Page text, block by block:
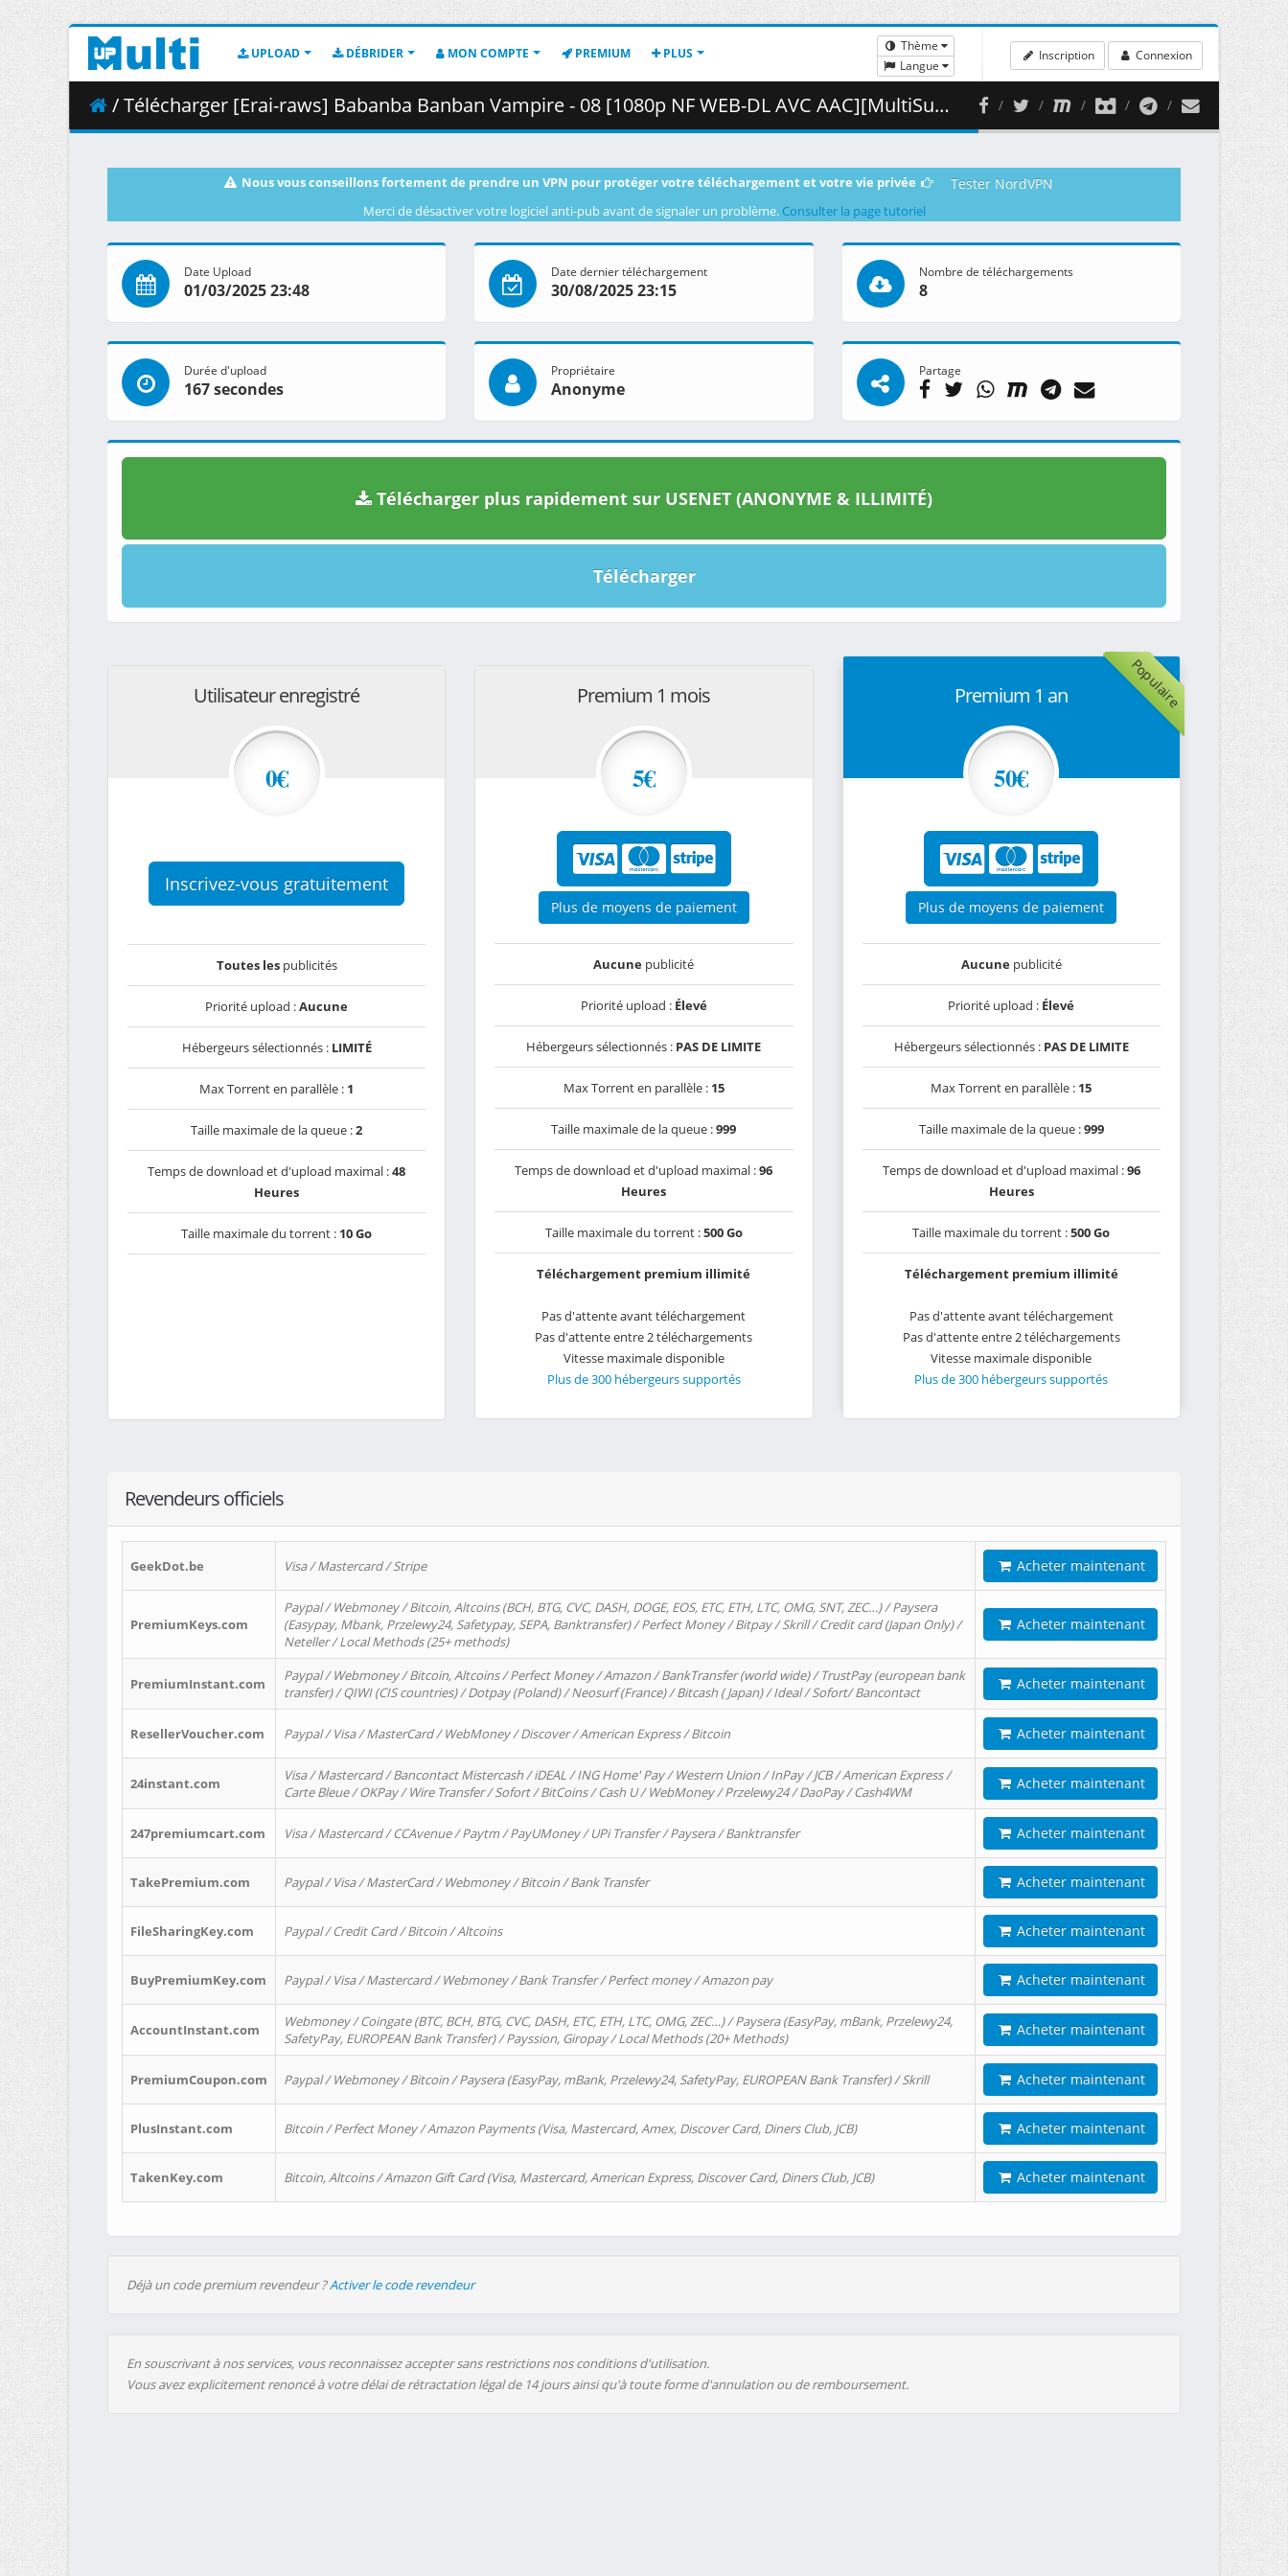
UPLOAD DÉBRIDER MON COMPTE PREMIUM PLUS
Thème
Langue
Inscription Connexion
/ Télécharger [Erai-raws] Babanba Banban Vampire - 08 [1080p NF WEB-DL AVC AAC][MultiSub][883F908F].mkv.002 ( 431.47 MB )
Nous vous conseillons fortement de prendre un VPN pour protéger votre téléchargement et votre vie privée Tester NordVPN
Merci de désactiver votre logiciel anti-pub avant de signaler un problème. Consulter la page tutoriel
Date Upload
01/03/2025 23:48
Date dernier téléchargement
30/08/2025 23:15
Nombre de téléchargements
8
Durée d'upload
167 secondes
Propriétaire
Anonyme
Partage
Télécharger plus rapidement sur USENET (ANONYME & ILLIMITÉ)
Télécharger
Utilisateur enregistré
0€
Inscrivez-vous gratuitement
Toutes lespublicités
Priorité upload :Aucune
Hébergeurs sélectionnés : LIMITÉ
Max Torrent en parallèle : 1
Taille maximale de la queue :2
Temps de download et d'upload maximal :48
Heures
Taille maximale du torrent : 10 Go
Premium 1 mois
5€
Plus de moyens de paiement
Aucune publicité
Priorité upload : Élevé
Hébergeurs sélectionnés : PAS DE LIMITE
Max Torrent en parallèle : 15
Taille maximale de la queue :999
Temps de download et d'upload maximal :96
Heures
Taille maximale du torrent :500 Go
Téléchargement premium illimité
Pas d'attente avant téléchargement
Pas d'attente entre 2 téléchargements
Vitesse maximale disponible
Plus de 300 hébergeurs supportés
Populaire
Premium 1 an
50€
Plus de moyens de paiement
Aucunepublicité
Priorité upload : Élevé
Hébergeurs sélectionnés : PAS DE LIMITE
Max Torrent en parallèle : 15
Taille maximale de la queue :999
Temps de download et d'upload maximal :96
Heures
Taille maximale du torrent :500 Go
Téléchargement premium illimité
Pas d'attente avant téléchargement
Pas d'attente entre 2 téléchargements
Vitesse maximale disponible
Plus de 300 hébergeurs supportés
Revendeurs officiels
GeekDot.be Visa / Mastercard / Stripe Acheter maintenant
PremiumKeys.com
Paypal / Webmoney / Bitcoin, Altcoins (BCH, BTG, CVC, DASH, DOGE, EOS, ETC, ETH, LTC, OMG, SNT, ZEC…) / Paysera
(Easypay, Mbank, Przelewy24, Safetypay, SEPA, Banktransfer) / Perfect Money / Bitpay / Skrill / Credit card (Japan Only) /
Neteller / Local Methods (25+ methods)
Acheter maintenant
PremiumInstant.com
Paypal / Webmoney / Bitcoin, Altcoins / Perfect Money / Amazon / BankTransfer (world wide) / TrustPay (european bank
transfer) / QIWI (CIS countries) / Dotpay (Poland) / Neosurf (France) / Bitcash ( Japan) / Ideal / Sofort/ Bancontact
Acheter maintenant
ResellerVoucher.com Paypal / Visa / MasterCard / WebMoney / Discover / American Express / Bitcoin Acheter maintenant
24instant.com
Visa / Mastercard / Bancontact Mistercash / iDEAL / ING Home' Pay / Western Union / InPay / JCB / American Express /
Carte Bleue / OKPay / Wire Transfer / Sofort / BitCoins / Cash U / WebMoney / Przelewy24 / DaoPay / Cash4WM
Acheter maintenant
247premiumcart.com Visa / Mastercard / CCAvenue / Paytm / PayUMoney / UPi Transfer / Paysera / Banktransfer Acheter maintenant
TakePremium.com Paypal / Visa / MasterCard / Webmoney / Bitcoin / Bank Transfer Acheter maintenant
FileSharingKey.com Paypal / Credit Card / Bitcoin / Altcoins Acheter maintenant
BuyPremiumKey.com Paypal / Visa / Mastercard / Webmoney / Bank Transfer / Perfect money / Amazon pay Acheter maintenant
AccountInstant.com
Webmoney / Coingate (BTC, BCH, BTG, CVC, DASH, ETC, ETH, LTC, OMG, ZEC…) / Paysera (EasyPay, mBank, Przelewy24,
SafetyPay, EUROPEAN Bank Transfer) / Payssion, Giropay / Local Methods (20+ Methods)
Acheter maintenant
PremiumCoupon.com Paypal / Webmoney / Bitcoin / Paysera (EasyPay, mBank, Przelewy24, SafetyPay, EUROPEAN Bank Transfer) / Skrill Acheter maintenant
PlusInstant.com Bitcoin / Perfect Money / Amazon Payments (Visa, Mastercard, Amex, Discover Card, Diners Club, JCB) Acheter maintenant
TakenKey.com Bitcoin, Altcoins / Amazon Gift Card (Visa, Mastercard, American Express, Discover Card, Diners Club, JCB) Acheter maintenant
Déjà un code premium revendeur ?Activer le code revendeur
En souscrivant à nos services, vous reconnaissez accepter sans restrictions nos conditions d'utilisation.
Vous avez explicitement renoncé à votre délai de rétractation légal de 14 jours ainsi qu'à toute forme d'annulation ou de remboursement.